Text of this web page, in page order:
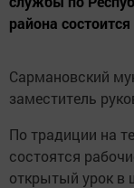
района
Сармановский
заместитель
По традиции на
состоятся
открытый урок в